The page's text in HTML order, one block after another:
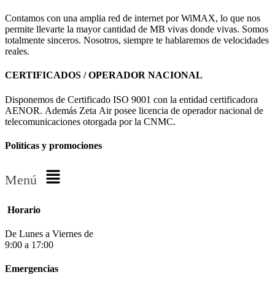
Contamos con una amplia red de internet por WiMAX, lo que nos
permite llevarte la mayor cantidad de MB vivas donde vivas. Somos
totalmente sinceros. Nosotros, siempre te hablaremos de velocidades
reales.
CERTIFICADOS / OPERADOR NACIONAL
Disponemos de Certificado ISO 9001 con la entidad certificadora
AENOR. Además Zeta Air posee licencia de operador nacional de
telecomunicaciones otorgada por la CNMC.
Políticas y promociones
Menú
Horario
De Lunes a Viernes de
9:00 a 17:00
Emergencias